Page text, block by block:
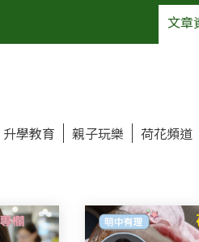
文章
升學教育 親子玩樂 荷花頻道